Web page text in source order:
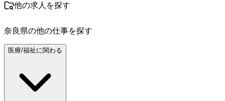
他の求人を探す
奈良県の他の仕事を探す
医療/福祉に関わる